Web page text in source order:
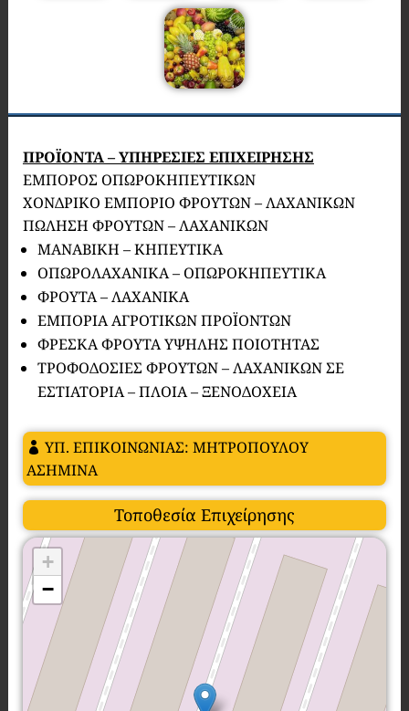
ΠΡΟΪΟΝΤΑ – ΥΠΗΡΕΣΙΕΣ ΕΠΙΧΕΙΡΗΣΗΣ
ΕΜΠΟΡΟΣ ΟΠΩΡΟΚΗΠΕΥΤΙΚΩΝ
ΧΟΝΔΡΙΚΟ ΕΜΠΟΡΙΟ ΦΡΟΥΤΩΝ – ΛΑΧΑΝΙΚΩΝ
ΠΩΛΗΣΗ ΦΡΟΥΤΩΝ – ΛΑΧΑΝΙΚΩΝ
ΜΑΝΑΒΙΚΗ – ΚΗΠΕΥΤΙΚΑ
ΟΠΩΡΟΛΑΧΑΝΙΚΑ – ΟΠΩΡΟΚΗΠΕΥΤΙΚΑ
ΦΡΟΥΤΑ – ΛΑΧΑΝΙΚΑ
ΕΜΠΟΡΙΑ ΑΓΡΟΤΙΚΩΝ ΠΡΟΪΟΝΤΩΝ
ΦΡΕΣΚΑ ΦΡΟΥΤΑ ΥΨΗΛΗΣ ΠΟΙΟΤΗΤΑΣ
ΤΡΟΦΟΔΟΣΙΕΣ ΦΡΟΥΤΩΝ – ΛΑΧΑΝΙΚΩΝ ΣΕ
ΕΣΤΙΑΤΟΡΙΑ – ΠΛΟΙΑ – ΞΕΝΟΔΟΧΕΙΑ
ΥΠ. ΕΠΙΚΟΙΝΩΝΙΑΣ: ΜΗΤΡΟΠΟΥΛΟΥ
ΑΣΗΜΙΝΑ
Τοποθεσία Επιχείρησης
+
−